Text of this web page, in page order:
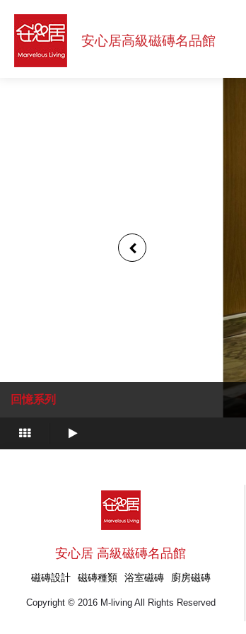
安心居高級磁磚名品館
回憶系列
艾蓮娜石系列 天母御莊私人住宅
莎凡納系列
極緻系列 台北李宅 廚房牆壁
極緻系列 台北陳宅 電器檯面
極緻系列 台北鄭宅 電器櫃台
奧秘系列 坤聯發中科匯 廚房玄
奧秘系列 坤聯發中科匯 廚房玄
奧秘系列 坤聯發中科匯 廚房玄
極緻系列
極緻系列
極緻系列 桃園龍東路 廚房中島
極緻系列 桃園龍東路 廚房牆面
極緻系列 楠梓區惠豐街 廚房牆
極緻系列
極緻系列
極緻系列 宜蘭 廚房檯面與牆壁
極緻系列 宜蘭嵐峰路 廚房中島
極緻系列 宜蘭嵐峰路 廚房中島
安心居 高級磁磚名品館
磁磚設計 磁磚種類 浴室磁磚 廚房磁磚
Copyright © 2016 M-living All Rights Reserved